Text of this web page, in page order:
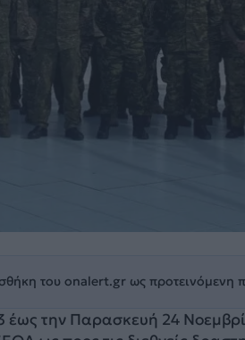
του onalert.gr ως προτεινόμενη
έως την Παρασκευή 24